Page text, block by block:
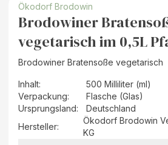
Ökodorf Brodowin
Brodowiner
vegetarisch im 0,5L
Brodowiner Bratensoße vegetarisch
Inhalt:
500 Milliliter (ml)
Verpackung:
Flasche (Glas)
Ursprungsland:
Deutschland
Hersteller:
Ökodorf Brodowin
KG